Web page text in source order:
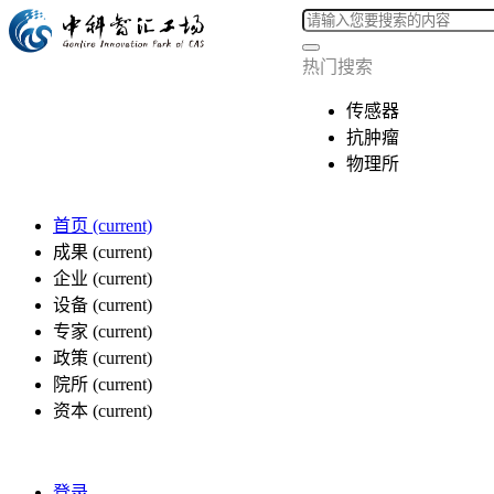
热门搜索
传感器
抗肿瘤
物理所
首页 (current)
成果 (current)
企业 (current)
设备 (current)
专家 (current)
政策 (current)
院所 (current)
资本 (current)